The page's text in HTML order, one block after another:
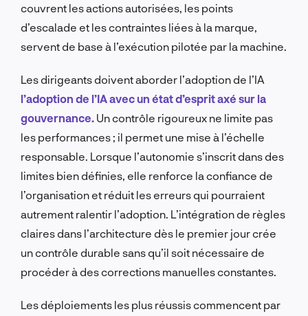
couvrent les actions autorisées, les points
d’escalade et les contraintes liées à la marque,
servent de base à l’exécution pilotée par la machine.
Les dirigeants doivent aborder l’adoption de l’IA
l’adoption de l’IA avec un état d’esprit axé sur la
gouvernance. Un contrôle rigoureux ne limite pas
les performances ; il permet une mise à l’échelle
responsable. Lorsque l’autonomie s’inscrit dans des
limites bien définies, elle renforce la confiance de
l’organisation et réduit les erreurs qui pourraient
autrement ralentir l’adoption. L’intégration de règles
claires dans l’architecture dès le premier jour crée
un contrôle durable sans qu’il soit nécessaire de
procéder à des corrections manuelles constantes.
Les déploiements les plus réussis commencent par